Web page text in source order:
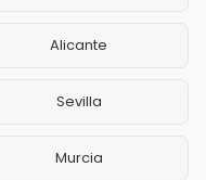
Alicante
Sevilla
Murcia